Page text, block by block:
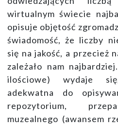
wirtualnym świecie
opisuje objętość
świadomość, że liczby
się na jakość, a przecież
zależało nam
ilościowe) wydaje
adekwatna do
repozytorium,
muzealnego (awansem